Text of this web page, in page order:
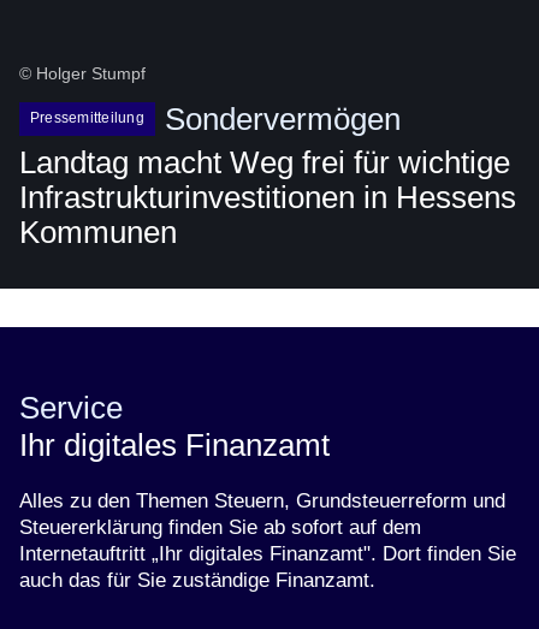
© Holger Stumpf
Pressemitteilung
Sondervermögen
Landtag macht Weg frei für wichtige
Infrastrukturinvestitionen in Hessens
Kommunen
Service
Ihr digitales Finanzamt
Alles zu den Themen Steuern, Grundsteuerreform und
Steuererklärung finden Sie ab sofort auf dem
Internetauftritt „Ihr digitales Finanzamt". Dort finden Sie
auch das für Sie zuständige Finanzamt.